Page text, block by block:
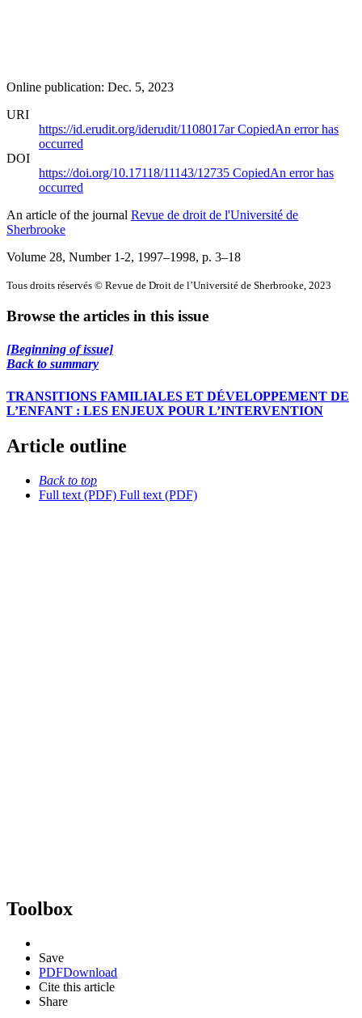
Online publication: Dec. 5, 2023
URI
https://id.erudit.org/iderudit/1108017arCopiedAn error has
occurred
DOI
https://doi.org/10.17118/11143/12735 CopiedAn error has
occurred
An article of the journal Revue de droit de l'Université de
Sherbrooke
Volume 28, Number 1-2, 1997–1998, p. 3–18
Tous droits réservés © Revue de Droit de l’Université de Sherbrooke, 2023
Browse the articles in this issue
[Beginning of issue]
Back to summary
TRANSITIONS FAMILIALES ET DÉVELOPPEMENT DE
L’ENFANT : LES ENJEUX POUR L’INTERVENTION
Article outline
Back to top
Full text (PDF) Full text (PDF)
Toolbox
Save
PDFDownload
Cite this article
Share